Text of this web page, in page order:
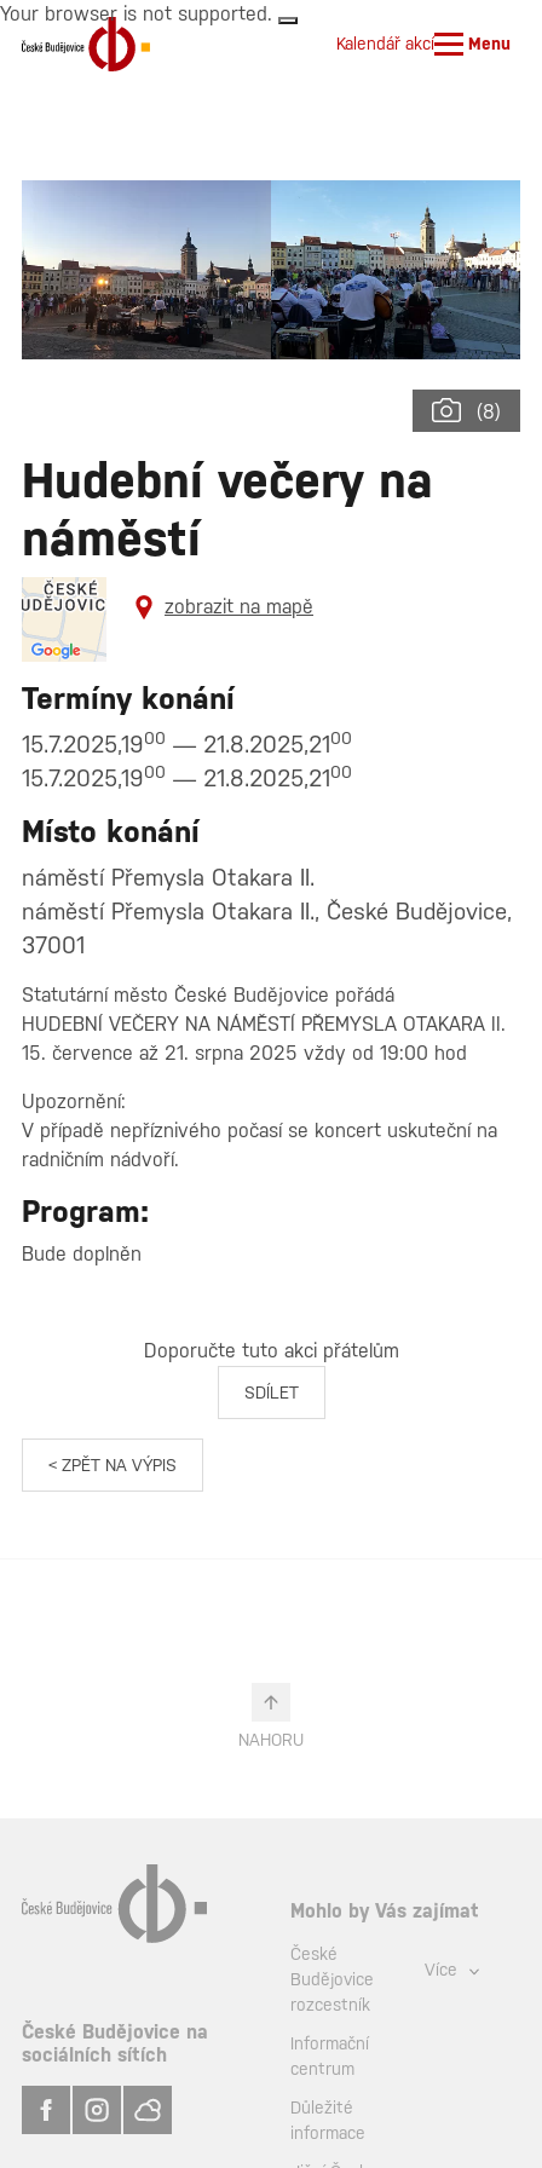
Your browser is not supported.
Kalendář akcí Menu
(8)
Hudební večery na
náměstí
zobrazit na mapě
Termíny konání
15.7.2025,1900 — 21.8.2025,2100
15.7.2025,1900 — 21.8.2025,2100
Místo konání
náměstí Přemysla Otakara II.
náměstí Přemysla Otakara II., České Budějovice,
37001
Statutární město České Budějovice pořádá
HUDEBNÍ VEČERY NA NÁMĚSTÍ PŘEMYSLA OTAKARA II.
15. července až 21. srpna 2025 vždy od 19:00 hod
Upozornění:
V případě nepříznivého počasí se koncert uskuteční na
radničním nádvoří.
Program:
Bude doplněn
Doporučte tuto akci přátelům
SDÍLET
< ZPĚT NA VÝPIS
NAHORU
České Budějovice na
sociálních sítích
Mohlo by Vás zajímat
České
Budějovice
rozcestník
Informační
centrum
Důležité
informace
Více